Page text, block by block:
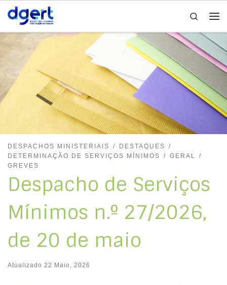
Skip to content
Search
DESPACHOS MINISTERIAIS
DESTAQUES
DETERMINAÇÃO DE SERVIÇOS MÍNIMOS
GERAL
GREVES
Despacho de Serviços
Mínimos n.º 27/2026,
de 20 de maio
Atualizado 22 Maio, 2026